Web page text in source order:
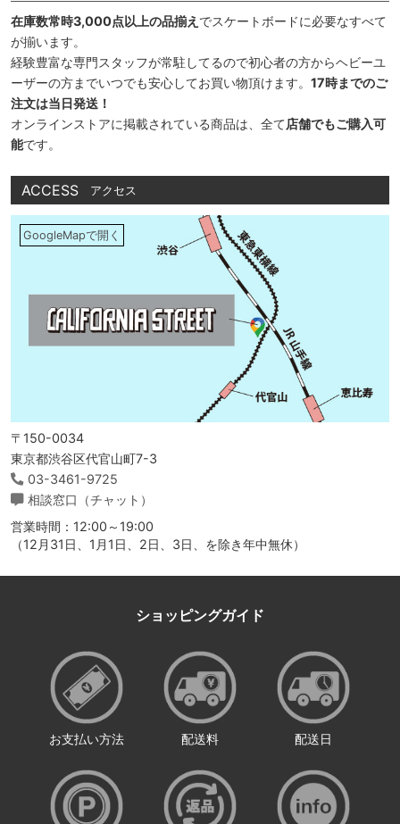
在庫数常時3,000点以上の品揃え でスケートボードに必要なすべて
が揃います。
経験豊富な専門スタッフが常駐してるので初心者の方からヘビーユ
ーザーの方までいつでも安心してお買い物頂けます。 17時までのご
注文は当日発送！
オンラインストアに掲載されている商品は、全て店舗でもご購入可
能です。
ACCESS アクセス
GoogleMapで開く
〒150-0034
東京都渋谷区代官山町7-3
03-3461-9725
相談窓口（チャット）
営業時間：12:00～19:00
（12月31日、1月1日、2日、3日、を除き年中無休）
ショッピングガイド
お支払い方法 配送料 配送日